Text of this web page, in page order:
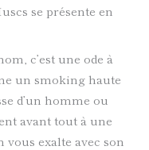
se présente en
c’est une ode à
un smoking haute
d’un homme ou
avant tout à une
exalte avec son